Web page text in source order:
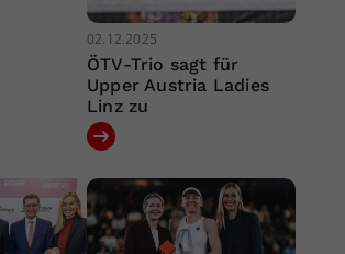
02.12.2025
ÖTV-Trio sagt für
Upper Austria Ladies
Linz zu